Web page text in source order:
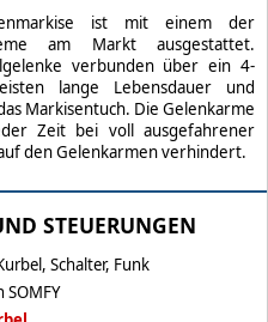
ist mit einem der
am Markt ausgestattet.
verbunden über ein 4-
lange Lebensdauer und
Markisentuch. Die Gelenkarme
Zeit bei voll ausgefahrener
den Gelenkarmen verhindert.
STEUERUNGEN
Schalter, Funk